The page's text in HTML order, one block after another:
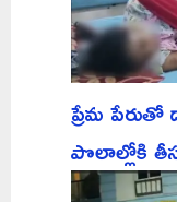
ప్రేమ పేరుతో
పొలాల్లోకి